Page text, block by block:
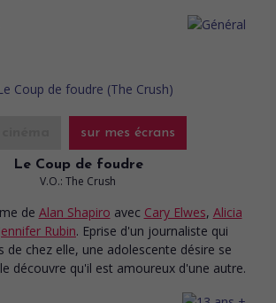
sur mes écrans
Le Coup de foudre
V.O.: The Crush
de Alan Shapiro avec Cary Elwes, Alicia
Jennifer Rubin. Eprise d'un journaliste qui
de chez elle, une adolescente désire se
découvre qu'il est amoureux d'une autre.